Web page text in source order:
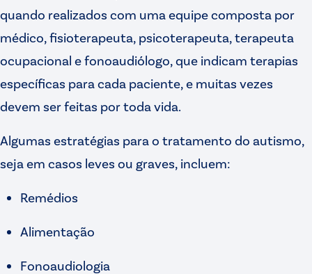
quando realizados com uma equipe composta por
médico, fisioterapeuta, psicoterapeuta, terapeuta
ocupacional e fonoaudiólogo, que indicam terapias
específicas para cada paciente, e muitas vezes
devem ser feitas por toda vida.
Algumas estratégias para o tratamento do autismo,
seja em casos leves ou graves, incluem:
Remédios
Alimentação
Fonoaudiologia